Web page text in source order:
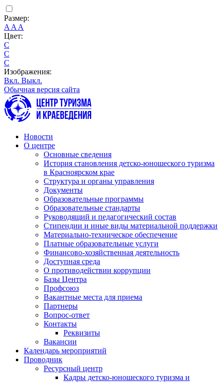
Размер:
A A A
Цвет:
C
C
C
Изображения:
Вкл. Выкл.
Обычная версия сайта
Новости
О центре
Основные сведения
История становления детско-юношеского туризма
в Красноярском крае
Структура и органы управления
Документы
Образовательные программы
Образовательные стандарты
Руководящий и педагогический состав
Стипендии и иные виды материальной поддержки
Материально-техническое обеспечение
Платные образовательные услуги
Финансово-хозяйственная деятельность
Доступная среда
О противодействии коррупции
Базы Центра
Профсоюз
Вакантные места для приема
Партнеры
Вопрос-ответ
Контакты
Реквизиты
Вакансии
Календарь мероприятий
Проводник
Ресурсный центр
Кадры детско-юношеского туризма и